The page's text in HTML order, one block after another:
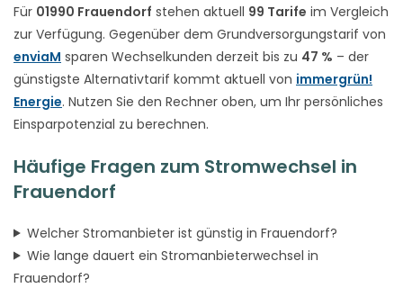
Für 01990 Frauendorf stehen aktuell 99 Tarife im Vergleich
zur Verfügung. Gegenüber dem Grundversorgungstarif von
enviaM sparen Wechselkunden derzeit bis zu 47 % – der
günstigste Alternativtarif kommt aktuell von immergrün!
Energie. Nutzen Sie den Rechner oben, um Ihr persönliches
Einsparpotenzial zu berechnen.
Häufige Fragen zum Stromwechsel in
Frauendorf
Welcher Stromanbieter ist günstig in Frauendorf?
Wie lange dauert ein Stromanbieterwechsel in
Frauendorf?